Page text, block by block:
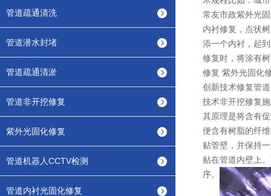
管道疏通清洗
管道潜水封堵
管道疏通清淤
管道非开挖修复
紫外光固化修复
管道机器人CCTV检测
管道内衬光固化修复
常友市政紫外光
内衬修复，点状
添一个内衬，起
修复时，将涂有
修复 紫外光固化
创新技术修复管
技术非开挖修复
其原理是将含有
便含有树脂的纤
贴管壁，并保持
贴在管道内壁上
序。